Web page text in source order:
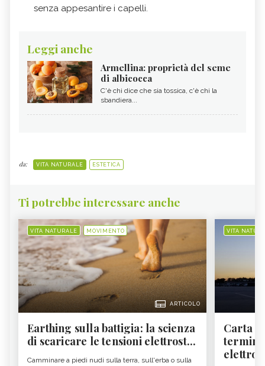
senza appesantire i capelli.
Leggi anche
Armellina: proprietà del seme
di albicocca
C'è chi dice che sia tossica, c'è chi la
sbandiera...
da: VITA NATURALE ESTETICA
Ti potrebbe interessare anche
VITA NATURALE MOVIMENTO
ARTICOLO
Earthing sulla battigia: la scienza
di scaricare le tensioni elettrost...
Camminare a piedi nudi sulla terra, sull'erba o sulla
VITA
Carta